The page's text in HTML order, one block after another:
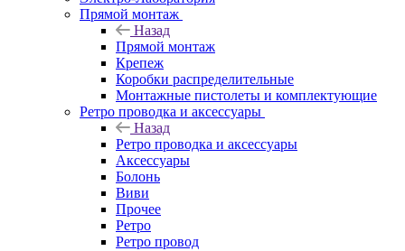
Прямой монтаж
Назад
Прямой монтаж
Крепеж
Коробки распределительные
Монтажные пистолеты и комплектующие
Ретро проводка и аксессуары
Назад
Ретро проводка и аксессуары
Аксессуары
Болонь
Виви
Прочее
Ретро
Ретро провод